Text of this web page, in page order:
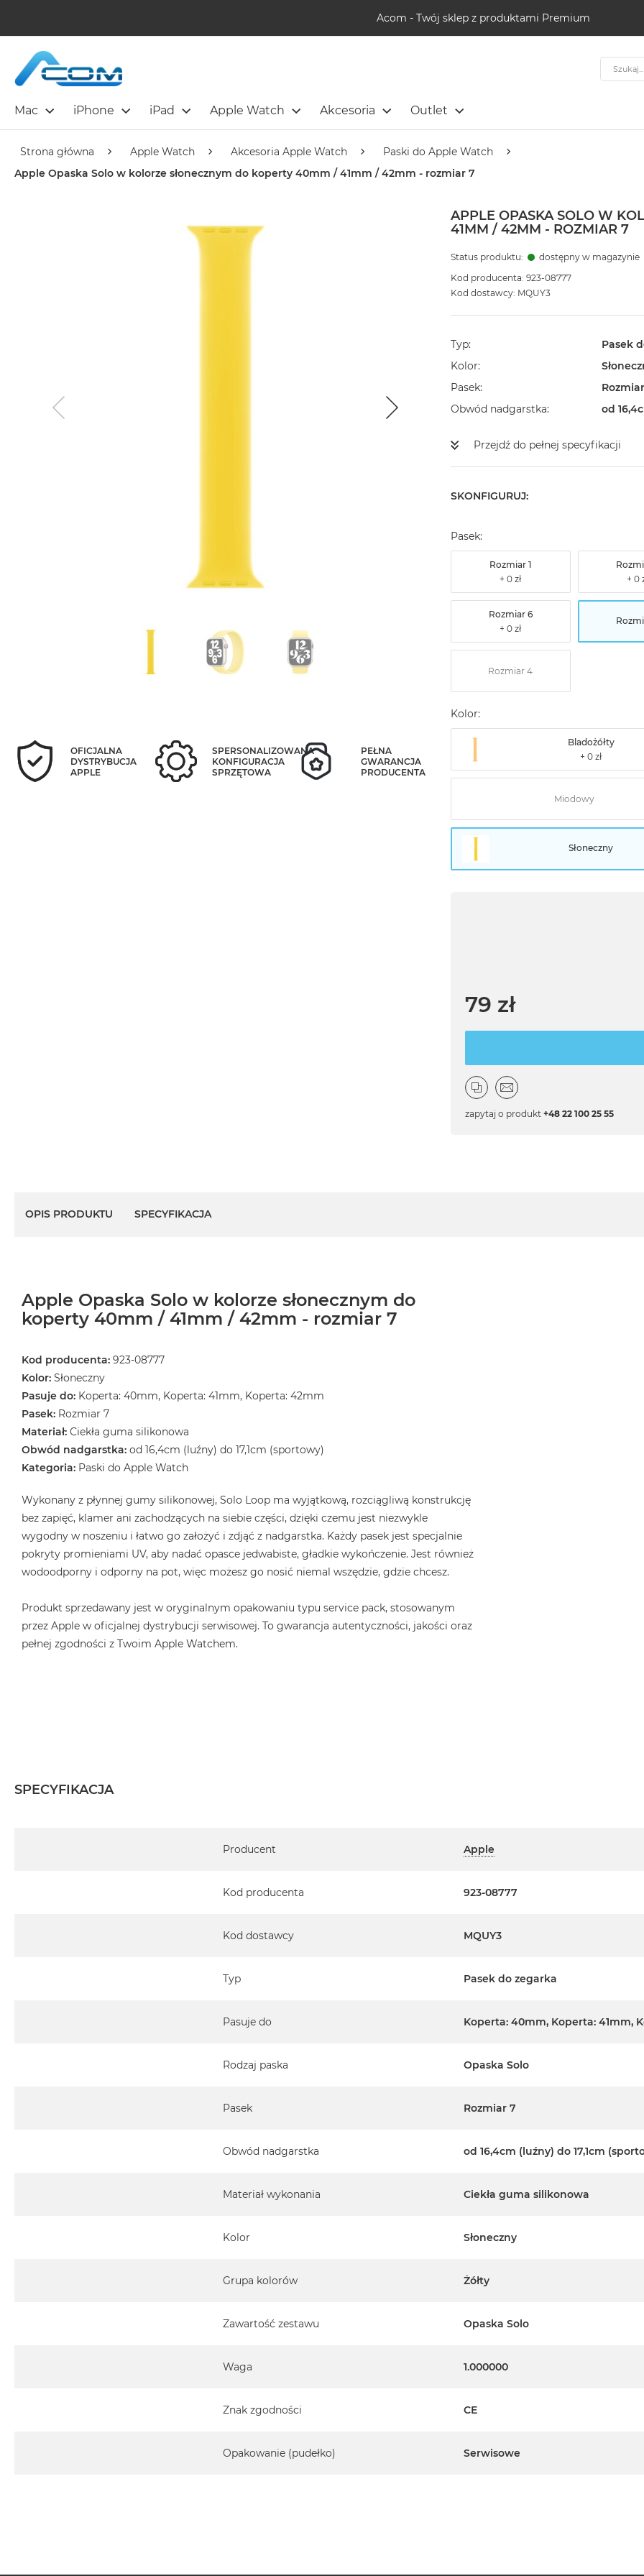
Acom - Twój sklep z produktami Premium
Mac iPhone iPad Apple Watch Akcesoria Outlet
Szukaj
Strona główna Apple Watch Akcesoria Apple Watch
Paski do Apple Watch
Apple Opaska Solo w kolorze słonecznym do koperty 40mm / 41mm / 42mm - rozmiar 7
APPLE OPASKA SOLO W
41MM / 42MM - ROZMIAR 7
Status produktu:
dostępny w magazynie
Kod producenta: 923-08777
Kod dostawcy: MQUY3
Typ
Pasek
Kolor
Pasek
Obwód nadgarstka
od
Przejdź do pełnej specyfikacji
SKONFIGURUJ:
Pasek:
Rozmiar 1
Rozmiar 6
Rozmiar 4
Kolor:
Bladożółty
Miodowy
Słoneczny
79 zł
zapytaj o produkt +48 22 100 25 55
OFICJALNA
DYSTRYBUCJA
APPLE
SPERSONALIZOWANA
KONFIGURACJA
SPRZĘTOWA
PEŁNA
GWARANCJA
PRODUCENTA
OPIS PRODUKTU SPECYFIKACJA
Apple Opaska Solo w kolorze słonecznym do
koperty 40mm / 41mm / 42mm - rozmiar 7
Kod producenta: 923-08777
Kolor: Słoneczny
Pasuje do: Koperta: 40mm, Koperta: 41mm, Koperta: 42mm
Pasek: Rozmiar 7
Materiał: Ciekła guma silikonowa
Obwód nadgarstka: od 16,4cm (luźny) do 17,1cm (sportowy)
Kategoria: Paski do Apple Watch
Wykonany z płynnej gumy silikonowej, Solo Loop ma wyjątkową, rozciągliwą konstrukcję
bez zapięć, klamer ani zachodzących na siebie części, dzięki czemu jest niezwykle
wygodny w noszeniu i łatwo go założyć i zdjąć z nadgarstka. Każdy pasek jest specjalnie
pokryty promieniami UV, aby nadać opasce jedwabiste, gładkie wykończenie. Jest również
wodoodporny i odporny na pot, więc możesz go nosić niemal wszędzie, gdzie chcesz.
Produkt sprzedawany jest w oryginalnym opakowaniu typu service pack, stosowanym
przez Apple w oficjalnej dystrybucji serwisowej. To gwarancja autentyczności, jakości oraz
pełnej zgodności z Twoim Apple Watchem.
SPECYFIKACJA
Producent
Apple
Kod producenta 923-08777
Kod dostawcy MQUY3
Typ Pasek do zegarka
Pasuje do Koperta: 40mm, Koperta: 41mm,
Rodzaj paska Opaska Solo
Pasek Rozmiar 7
Obwód nadgarstka od 16,4cm (luźny) do 17,1cm
Materiał wykonania Ciekła guma silikonowa
Kolor Słoneczny
Grupa kolorów Żółty
Zawartość zestawu Opaska Solo
Waga 1.000000
Znak zgodności CE
Opakowanie (pudełko) Serwisowe